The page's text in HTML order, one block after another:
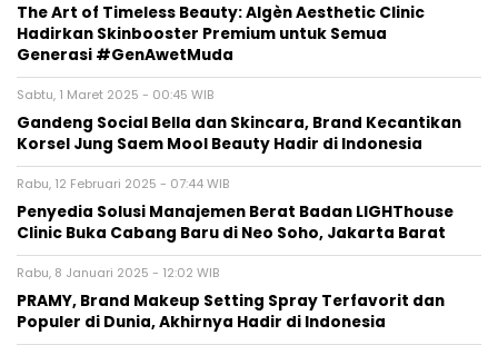
The Art of Timeless Beauty: Algèn Aesthetic Clinic
Hadirkan Skinbooster Premium untuk Semua
Generasi #GenAwetMuda
Sabtu, 1 Maret 2025 - 00:45 WIB
Gandeng Social Bella dan Skincara, Brand Kecantikan
Korsel Jung Saem Mool Beauty Hadir di Indonesia
Rabu, 12 Februari 2025 - 07:44 WIB
Penyedia Solusi Manajemen Berat Badan LIGHThouse
Clinic Buka Cabang Baru di Neo Soho, Jakarta Barat
Rabu, 8 Januari 2025 - 12:02 WIB
PRAMY, Brand Makeup Setting Spray Terfavorit dan
Populer di Dunia, Akhirnya Hadir di Indonesia